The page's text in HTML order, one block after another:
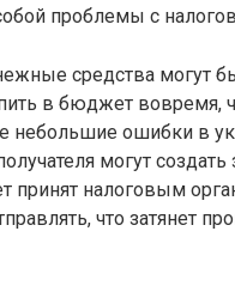
проблемы с
средства могут
в бюджет вовремя,
небольшие ошибки в
могут создать
принят налоговым
что затянет